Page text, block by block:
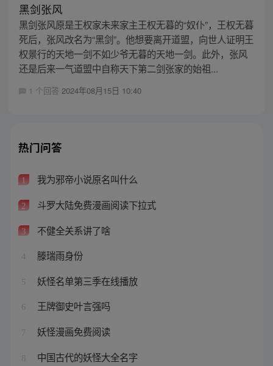
黑剑张风
黑剑张风原是王权家未来家主王权无暮的“奴仆”，王权无暮
死后，张风改名为“黑剑”。他想要离开道盟，向世人证明王
权景行的天地一剑不如少爷无暮的天地一剑。此外，张风
还是后来一气道盟中自称天下第二剑张家的始祖...
1 个回答 2024年08月15日 10:40
热门问答
1 我为邪帝小说原名叫什么
2 斗罗大陆免费漫画阅读下拉式
3 不健全关系讲了啥
4 滕瑞雨身份
5 妖怪名单第三季在线播放
6 王牌御史叶言强吗
7 妖怪漫画免费阅读
8 中国古代的妖怪大全名字